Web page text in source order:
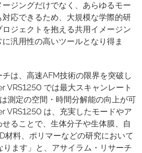
ジングだけでなく、あらゆるモー
対応できるため、大規模な学際的研
ジェクトを抱える共用イメージン
汎用性の高いツールとなり得ま
チは、高速AFM技術の限界を突破し
VRS1250 では最大スキャンレート
測定の空間・時間分解能の向上が可
VRS1250 は、充実したモードやア
ることで、生体分子や生体膜、自
材料、ポリマーなどの研究において
ます」と、アサイラム・リサーチ